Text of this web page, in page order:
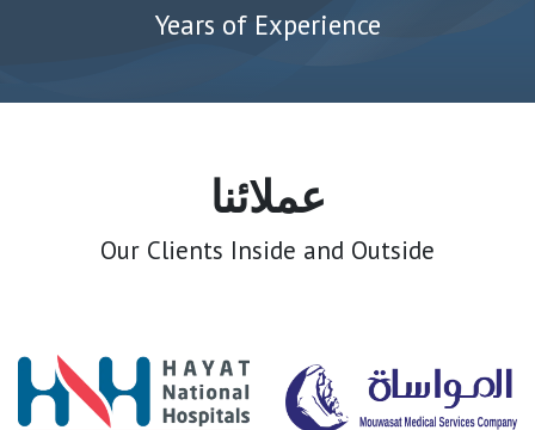
Years of Experience
عملائنا
Our Clients Inside and Outside